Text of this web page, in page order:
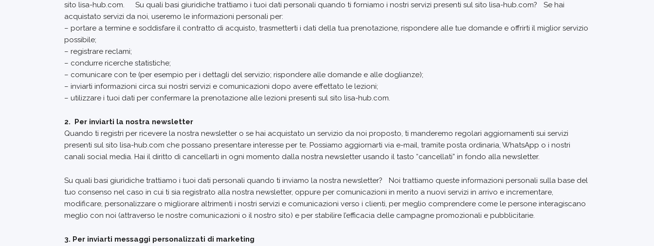
sito lisa-hub.com. Su quali basi giuridiche trattiamo i tuoi dati personali quando ti forniamo i nostri servizi presenti sul sito lisa-hub.com? Se hai
acquistato servizi da noi, useremo le informazioni personali per:
– portare a termine e soddisfare il contratto di acquisto, trasmetterti i dati della tua prenotazione, rispondere alle tue domande e offrirti il miglior servizio
possibile;
– registrare reclami;
– condurre ricerche statistiche;
– comunicare con te (per esempio per i dettagli del servizio; rispondere alle domande e alle doglianze);
– inviarti informazioni circa sui nostri servizi e comunicazioni dopo avere effettato le lezioni;
– utilizzare i tuoi dati per confermare la prenotazione alle lezioni presenti sul sito lisa-hub.com.
2. Per inviarti la nostra newsletter
Quando ti registri per ricevere la nostra newsletter o se hai acquistato un servizio da noi proposto, ti manderemo regolari aggiornamenti sui servizi
presenti sul sito lisa-hub.com che possano presentare interesse per te. Possiamo aggiornarti via e-mail, tramite posta ordinaria, WhatsApp o i nostri
canali social media. Hai il diritto di cancellarti in ogni momento dalla nostra newsletter usando il tasto “cancellati” in fondo alla newsletter.
Su quali basi giuridiche trattiamo i tuoi dati personali quando ti inviamo la nostra newsletter? Noi trattiamo queste informazioni personali sulla base del
tuo consenso nel caso in cui ti sia registrato alla nostra newsletter, oppure per comunicazioni in merito a nuovi servizi in arrivo e incrementare,
modificare, personalizzare o migliorare altrimenti i nostri servizi e comunicazioni verso i clienti, per meglio comprendere come le persone interagiscano
meglio con noi (attraverso le nostre comunicazioni o il nostro sito) e per stabilire l’efficacia delle campagne promozionali e pubblicitarie.
3. Per inviarti messaggi personalizzati di marketing